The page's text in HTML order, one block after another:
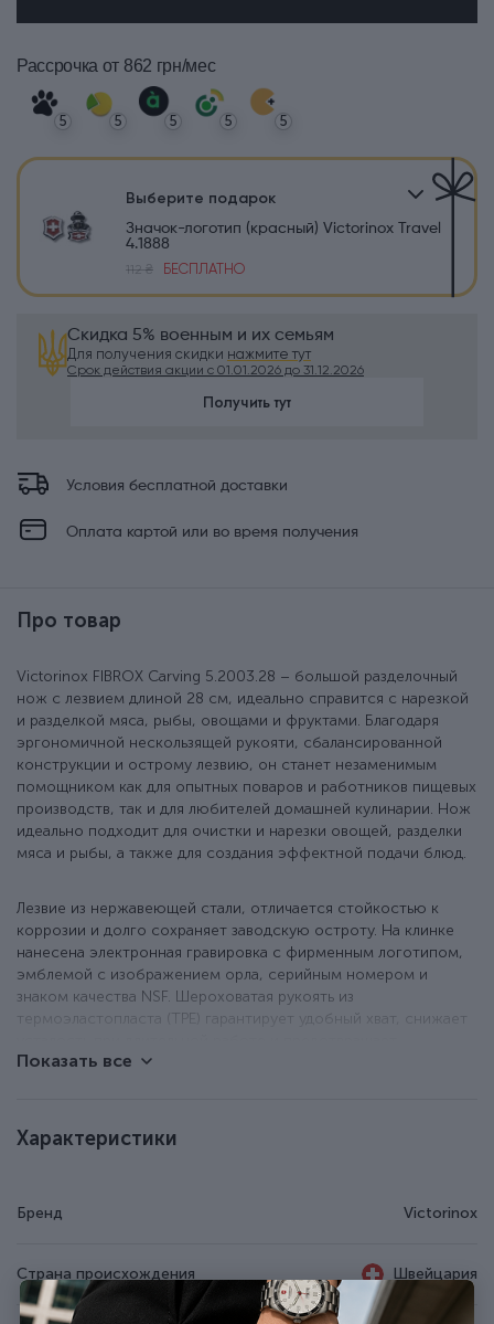
Рассрочка от 862 грн/мес
5 5 5 5 5
Выберите подарок
Значок-логотип (красный) Victorinox Travel
4.1888
112 ₴
БЕСПЛАТНО
Скидка 5% военным и их семьям
Для получения скидки нажмите тут
Срок действия акции с 01.01.2026 до 31.12.2026
Получить тут
Условия бесплатной доставки
Оплата картой или во время получения
Про товар
Victorinox FIBROX Carving 5.2003.28 – большой разделочный
нож с лезвием длиной 28 см, идеально справится с нарезкой
и разделкой мяса, рыбы, овощами и фруктами. Благодаря
эргономичной нескользящей рукояти, сбалансированной
конструкции и острому лезвию, он станет незаменимым
помощником как для опытных поваров и работников пищевых
производств, так и для любителей домашней кулинарии. Нож
идеально подходит для очистки и нарезки овощей, разделки
мяса и рыбы, а также для создания эффектной подачи блюд.
Лезвие из нержавеющей стали, отличается стойкостью к
коррозии и долго сохраняет заводскую остроту. На клинке
нанесена электронная гравировка с фирменным логотипом,
эмблемой с изображением орла, серийным номером и
знаком качества NSF. Шероховатая рукоять из
термоэластопласта (TPE) гарантирует удобный хват, снижает
скольжение, даже при контакте с влагой или жиром.
позволяет стерилизовать нож. Производитель предоставляет
пожизненную гарантию на производственные дефекты,
Гладкая (Plain) режущая кромка.
Черная рукоять из термоэластопласта.
Соответствует стандартам NSF.
Показать все
Характеристики
Бренд Victorinox
Страна происхождения Швейцария